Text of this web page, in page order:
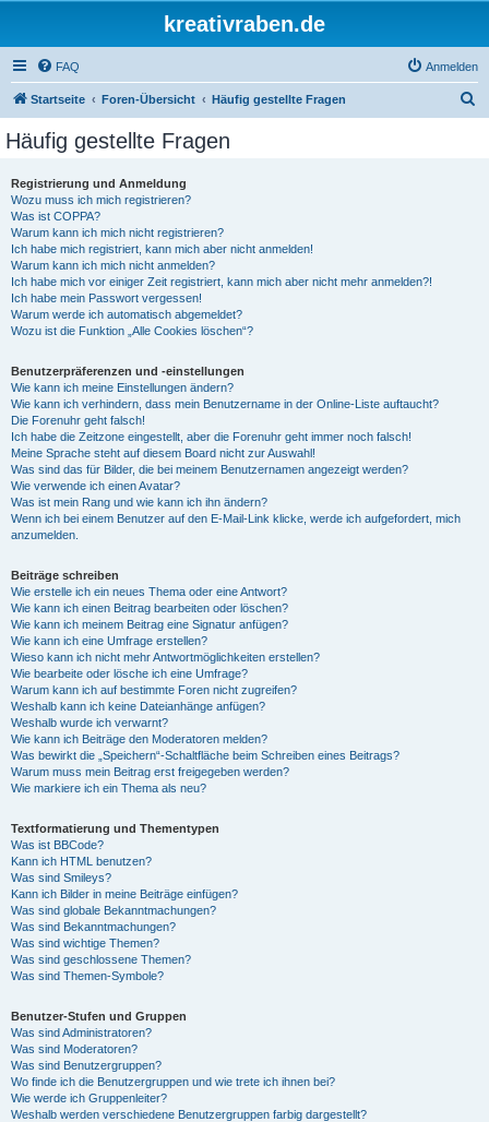
kreativraben.de
FAQ Anmelden
Startseite Foren-Übersicht Häufig gestellte Fragen
Häufig gestellte Fragen
Registrierung und Anmeldung
Wozu muss ich mich registrieren?
Was ist COPPA?
Warum kann ich mich nicht registrieren?
Ich habe mich registriert, kann mich aber nicht anmelden!
Warum kann ich mich nicht anmelden?
Ich habe mich vor einiger Zeit registriert, kann mich aber nicht mehr anmelden?!
Ich habe mein Passwort vergessen!
Warum werde ich automatisch abgemeldet?
Wozu ist die Funktion „Alle Cookies löschen“?
Benutzerpräferenzen und -einstellungen
Wie kann ich meine Einstellungen ändern?
Wie kann ich verhindern, dass mein Benutzername in der Online-Liste auftaucht?
Die Forenuhr geht falsch!
Ich habe die Zeitzone eingestellt, aber die Forenuhr geht immer noch falsch!
Meine Sprache steht auf diesem Board nicht zur Auswahl!
Was sind das für Bilder, die bei meinem Benutzernamen angezeigt werden?
Wie verwende ich einen Avatar?
Was ist mein Rang und wie kann ich ihn ändern?
Wenn ich bei einem Benutzer auf den E-Mail-Link klicke, werde ich aufgefordert, mich
anzumelden.
Beiträge schreiben
Wie erstelle ich ein neues Thema oder eine Antwort?
Wie kann ich einen Beitrag bearbeiten oder löschen?
Wie kann ich meinem Beitrag eine Signatur anfügen?
Wie kann ich eine Umfrage erstellen?
Wieso kann ich nicht mehr Antwortmöglichkeiten erstellen?
Wie bearbeite oder lösche ich eine Umfrage?
Warum kann ich auf bestimmte Foren nicht zugreifen?
Weshalb kann ich keine Dateianhänge anfügen?
Weshalb wurde ich verwarnt?
Wie kann ich Beiträge den Moderatoren melden?
Was bewirkt die „Speichern“-Schaltfläche beim Schreiben eines Beitrags?
Warum muss mein Beitrag erst freigegeben werden?
Wie markiere ich ein Thema als neu?
Textformatierung und Thementypen
Was ist BBCode?
Kann ich HTML benutzen?
Was sind Smileys?
Kann ich Bilder in meine Beiträge einfügen?
Was sind globale Bekanntmachungen?
Was sind Bekanntmachungen?
Was sind wichtige Themen?
Was sind geschlossene Themen?
Was sind Themen-Symbole?
Benutzer-Stufen und Gruppen
Was sind Administratoren?
Was sind Moderatoren?
Was sind Benutzergruppen?
Wo finde ich die Benutzergruppen und wie trete ich ihnen bei?
Wie werde ich Gruppenleiter?
Weshalb werden verschiedene Benutzergruppen farbig dargestellt?